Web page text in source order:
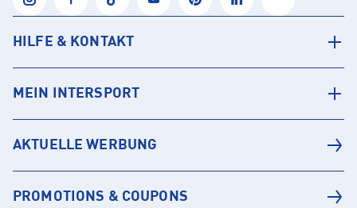
HILFE & KONTAKT
MEIN INTERSPORT
AKTUELLE WERBUNG
PROMOTIONS & COUPONS